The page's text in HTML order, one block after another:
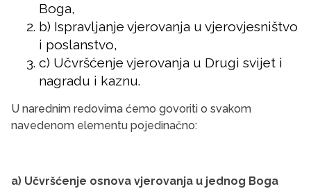
Boga,
b) Ispravljanje vjerovanja u vjerovjesništvo
i poslanstvo,
c) Učvršćenje vjerovanja u Drugi svijet i
nagradu i kaznu.
U narednim redovima ćemo govoriti o svakom
navedenom elementu pojedinačno:
a) Učvršćenje osnova vjerovanja u jednog Boga